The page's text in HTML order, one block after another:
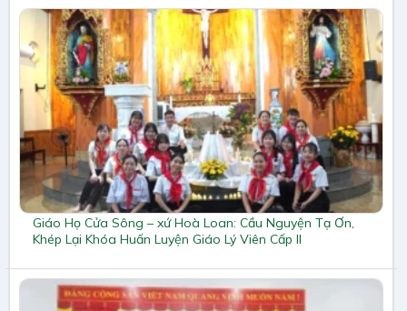
Giáo Họ Cửa Sông – xứ Hoà Loan: Cầu Nguyện Tạ Ơn,
Khép Lại Khóa Huấn Luyện Giáo Lý Viên Cấp II